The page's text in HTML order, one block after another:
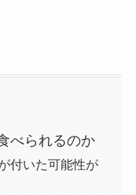
べられるのか
付いた可能性が